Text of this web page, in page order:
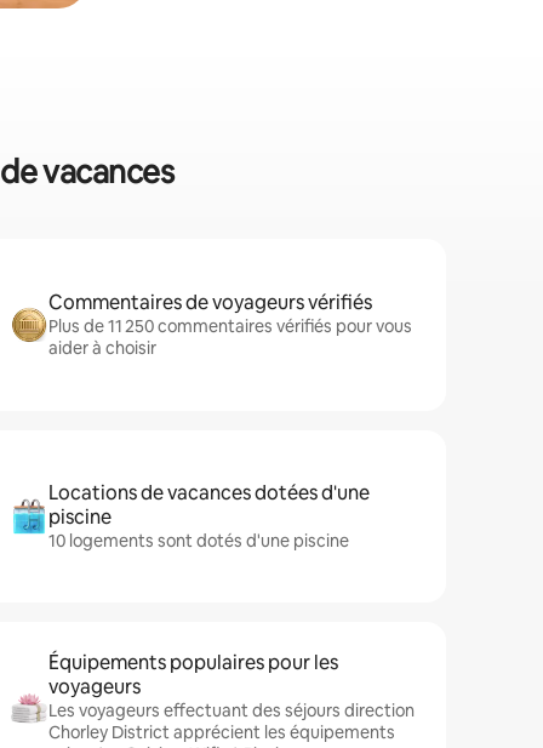
vacances
Commentaires de voyageurs vérifiés
Plus de 11 250 commentaires vérifiés pour vous
aider à choisir
Locations de vacances dotées d'une
piscine
10 logements sont dotés d'une piscine
Équipements populaires pour les
voyageurs
Les voyageurs effectuant des séjours direction
Chorley District apprécient les équipements